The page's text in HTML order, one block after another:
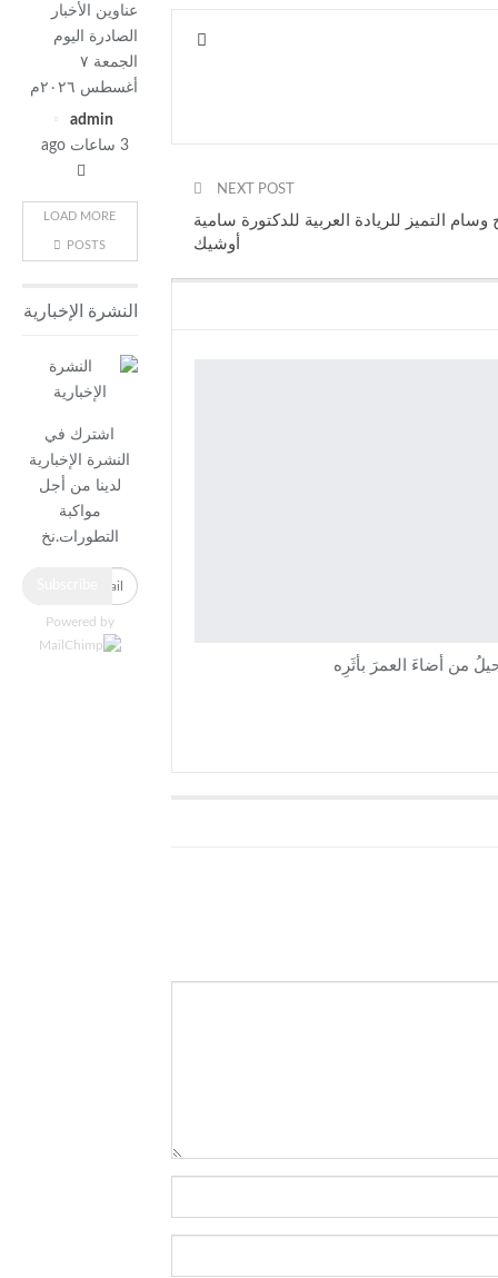
NEXT POST
التميز للريادة العربية للدكتورة سامية
أوشيك
من أضاءَ العمرَ بأثَرِه
عناوين الأخبار
الصادرة اليوم
الجمعة ٧
أغسطس ٢٠٢٦م
admin
3 ساعات ago
LOAD MORE
POSTS
النشرة الإخبارية
اشترك في
النشرة الإخبارية
لدينا من أجل
مواكبة
التطورات.نخ
Powered by